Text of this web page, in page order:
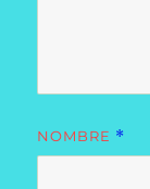
NOMBRE *